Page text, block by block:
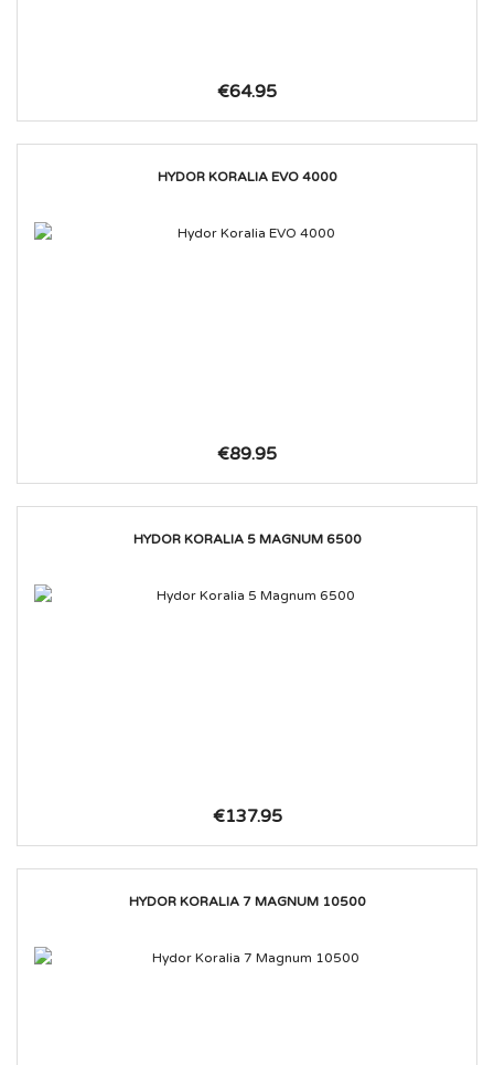
€64.95
HYDOR KORALIA EVO 4000
€89.95
HYDOR KORALIA 5 MAGNUM 6500
€137.95
HYDOR KORALIA 7 MAGNUM 10500